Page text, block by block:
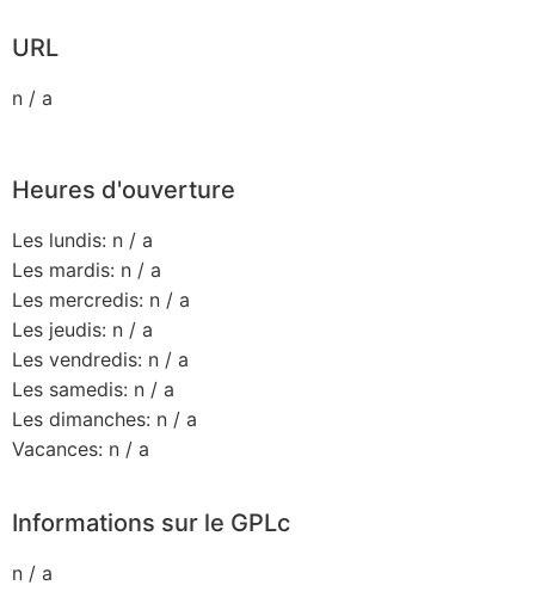
URL
n / a
Heures d'ouverture
Les lundis: n / a
Les mardis: n / a
Les mercredis: n / a
Les jeudis: n / a
Les vendredis: n / a
Les samedis: n / a
Les dimanches: n / a
Vacances: n / a
Informations sur le GPLc
n / a